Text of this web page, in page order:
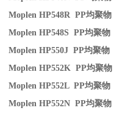
Moplen HP548R PP均聚物
Moplen HP548S PP均聚物
Moplen HP550J PP均聚物
Moplen HP552K PP均聚物
Moplen HP552L PP均聚物
Moplen HP552N PP均聚物